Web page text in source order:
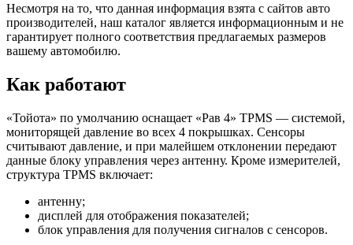
Несмотря на то, что данная информация взята с сайтов авто
производителей, наш каталог является информационным и не
гарантирует полного соответствия предлагаемых размеров
вашему автомобилю.
Как работают
«Тойота» по умолчанию оснащает «Рав 4» TPMS — системой,
мониторящей давление во всех 4 покрышках. Сенсоры
считывают давление, и при малейшем отклонении передают
данные блоку управления через антенну. Кроме измерителей,
структура TPMS включает:
антенну;
дисплей для отображения показателей;
блок управления для получения сигналов с сенсоров.